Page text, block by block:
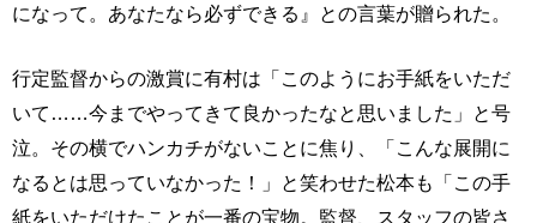
になって。あなたなら必ずできる』との言葉が贈られた。
行定監督からの激賞に有村は「このようにお手紙をいただ
いて……今までやってきて良かったなと思いました」と号
泣。その横でハンカチがないことに焦り、「こんな展開に
なるとは思っていなかった！」と笑わせた松本も「この手
紙をいただけたことが一番の宝物。監督、スタッフの皆さ